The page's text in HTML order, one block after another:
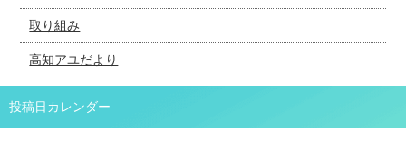
取り組み
高知アユだより
投稿日カレンダー